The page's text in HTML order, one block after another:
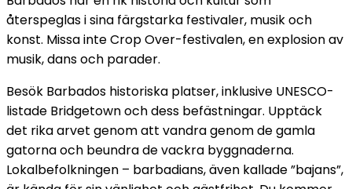
återspeglas i sina färgstarka festivaler, musik och
konst. Missa inte Crop Over-festivalen, en explosion av
musik, dans och parader.
Besök Barbados historiska platser, inklusive UNESCO-
listade Bridgetown och dess befästningar. Upptäck
det rika arvet genom att vandra genom de gamla
gatorna och beundra de vackra byggnaderna.
Lokalbefolkningen – barbadians, även kallade ”bajans”,